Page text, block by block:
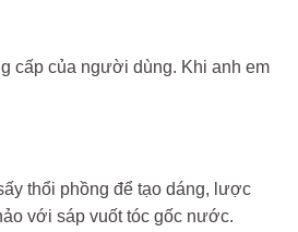
cấp của người dùng. Khi anh em
thổi phồng để tạo dáng, lược
với sáp vuốt tóc gốc nước.